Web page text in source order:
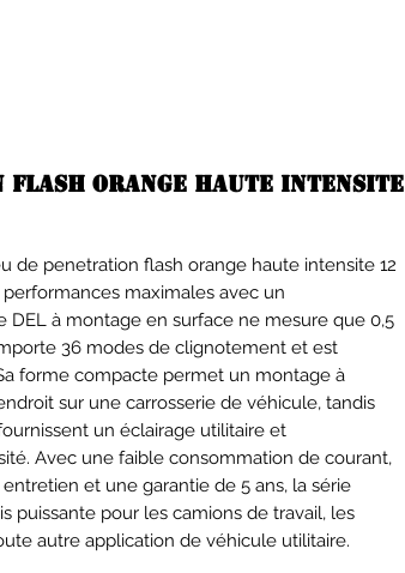
flash orange haute intensite
de penetration flash orange haute intensite 12
maximales avec un
à montage en surface ne mesure que 0,5
36 modes de clignotement et est
forme compacte permet un montage à
sur une carrosserie de véhicule, tandis
un éclairage utilitaire et
Avec une faible consommation de courant,
et une garantie de 5 ans, la série
puissante pour les camions de travail, les
autre application de véhicule utilitaire.